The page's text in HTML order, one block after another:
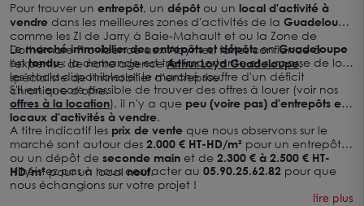
Pour trouver un entrepôt, un dépôt ou un local d'activité à
vendre dans les meilleures zones d'activités de la Guadeloupe
comme les ZI de Jarry à Baie-Mahault et ou la Zone de
Dothémare-Providence aux Abymes, faites confiance à
l'expertise de notre agenceArthur Loyd Guadeloupe,
spécialiste de l'immobilier d'entreprise.
Lemarché immobilier des entrepôts et dépôtsenGuadeloupe
esttendu: la demande est très importante et surpasse de loin
les stocks disponibles et le marché souffre d'un déficit
chronique d'offre.
S'il est encore possible de trouver des offres à louer (voir nos
offres à la location), il n'y a que peu (voire pas) d'entrepôts et
locaux d'activités à vendre.
A titre indicatif les prix de vente que nous observons sur le
marché sont autour des 2.000 € HT-HD/m² pour un entrepôt
ou un dépôt de seconde main et de 2.300 € à 2.500 € HT-
HD/m²pour un localneuf.
N'héistez pas à nous contacter au 05.90.25.62.82 pour que
nous échangions sur votre projet !
lire plus